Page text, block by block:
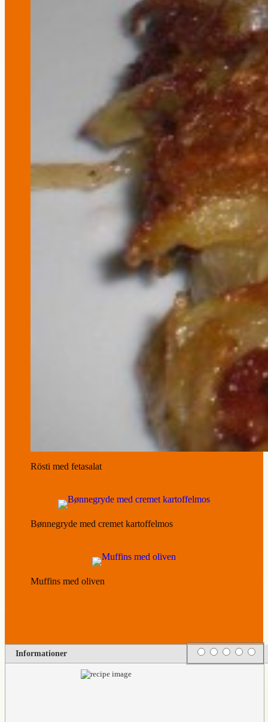
Rösti med fetasalat
Bønnegryde med cremet kartoffelmos
Muffins med oliven
Informationer Rating1 star2 stars3 stars4 stars